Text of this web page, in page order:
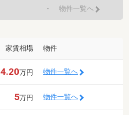
- 物件一覧へ
家賃相場 物件
4.20万円 物件一覧へ
5万円 物件一覧へ